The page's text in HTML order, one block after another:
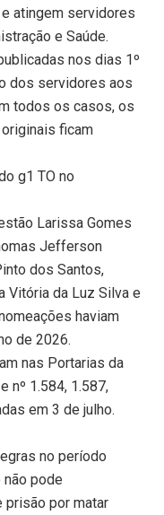
atingem servidores
e Saúde.
nos dias 1º
dos servidores aos
todos os casos, os
ficam
g1 TO no
Larissa Gomes
Jefferson
dos Santos,
Vitória da Luz Silva e
haviam
de 2026.
nas Portarias da
nº 1.584, 1.587,
em 3 de julho.
no período
pode
prisão por matar